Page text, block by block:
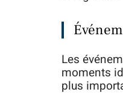
Les
moments
plus